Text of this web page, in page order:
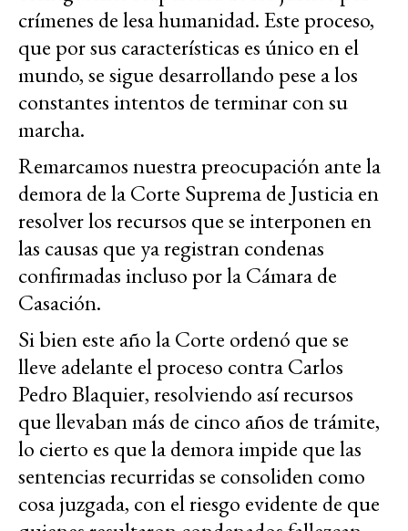
crímenes de lesa humanidad. Este proceso,
que por sus características es único en el
mundo, se sigue desarrollando pese a los
constantes intentos de terminar con su
marcha.
Remarcamos nuestra preocupación ante la
demora de la Corte Suprema de Justicia en
resolver los recursos que se interponen en
las causas que ya registran condenas
confirmadas incluso por la Cámara de
Casación.
Si bien este año la Corte ordenó que se
lleve adelante el proceso contra Carlos
Pedro Blaquier, resolviendo así recursos
que llevaban más de cinco años de trámite,
lo cierto es que la demora impide que las
sentencias recurridas se consoliden como
cosa juzgada, con el riesgo evidente de que